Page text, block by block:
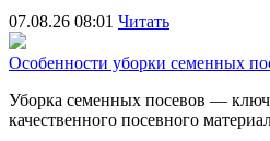
07.08.26 08:01 Читать
Особенности уборки семенных
Уборка семенных посевов —
качественного посевного